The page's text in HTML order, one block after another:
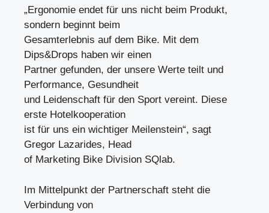
„Ergonomie endet für uns nicht beim Produkt,
sondern beginnt beim
Gesamterlebnis auf dem Bike. Mit dem
Dips&Drops haben wir einen
Partner gefunden, der unsere Werte teilt und
Performance, Gesundheit
und Leidenschaft für den Sport vereint. Diese
erste Hotelkooperation
ist für uns ein wichtiger Meilenstein“, sagt
Gregor Lazarides, Head
of Marketing Bike Division SQlab.
Im Mittelpunkt der Partnerschaft steht die
Verbindung von